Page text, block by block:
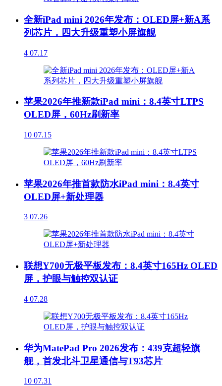
全新iPad mini 2026年发布：OLED屏+新A系
列芯片，四大升级重塑小屏旗舰
4 07.17
苹果2026年推新款iPad mini：8.4英寸LTPS
OLED屏，60Hz刷新率
10 07.15
苹果2026年推首款防水iPad mini：8.4英寸
OLED屏+新处理器
3 07.26
联想Y700无极平板发布：8.4英寸165Hz OLED
屏，护眼与触控双认证
4 07.28
华为MatePad Pro 2026发布：439克超轻旗
舰，首发北斗卫星通信与T93芯片
10 07.31